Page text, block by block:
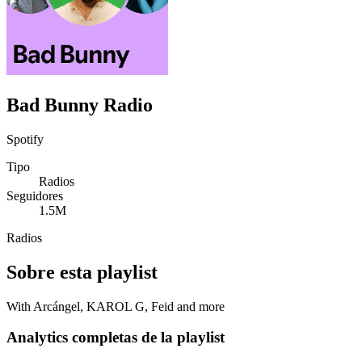
Bad Bunny Radio
Spotify
Tipo
Radios
Seguidores
1.5M
Radios
Sobre esta playlist
With Arcángel, KAROL G, Feid and more
Analytics completas de la playlist